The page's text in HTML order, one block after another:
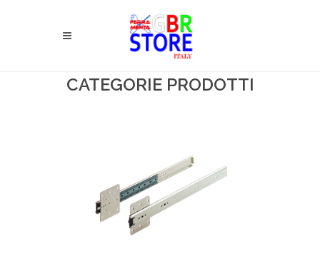
CATEGORIE PRODOTTI